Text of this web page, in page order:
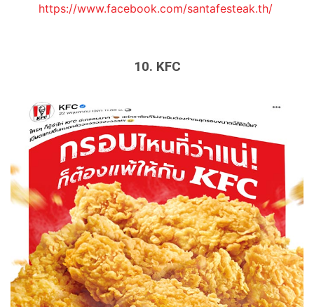
https://www.facebook.com/santafesteak.th/
10. KFC